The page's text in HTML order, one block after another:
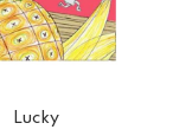
Lucky